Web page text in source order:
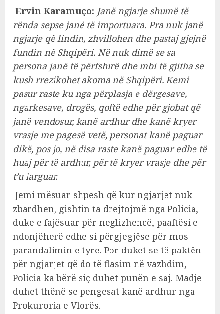
Ervin Karamuço: Janë ngjarje shumë të
rënda sepse janë të importuara. Pra nuk janë
ngjarje që lindin, zhvillohen dhe pastaj gjejnë
fundin në Shqipëri. Në nuk dimë se sa
persona janë të përfshirë dhe mbi të gjitha se
kush rrezikohet akoma në Shqipëri. Kemi
pasur raste ku nga përplasja e dërgesave,
ngarkesave, drogës, qoftë edhe për gjobat që
janë vendosur, kanë ardhur dhe kanë kryer
vrasje me pagesë vetë, personat kanë paguar
dikë, pos jo, në disa raste kanë paguar edhe të
huaj për të ardhur, për të kryer vrasje dhe për
t’u larguar.
Jemi mësuar shpesh që kur ngjarjet nuk
zbardhen, gishtin ta drejtojmë nga Policia,
duke e fajësuar për neglizhencë, paaftësi e
ndonjëherë edhe si përgjegjëse për mos
parandalimin e tyre. Por duket se të paktën
për ngjarjet që do të flasim në vazhdim,
Policia ka bërë siç duhet punën e saj. Madje
duhet thënë se pengesat kanë ardhur nga
Prokuroria e Vlorës.